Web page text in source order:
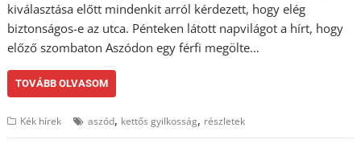
kiválasztása előtt mindenkit arról kérdezett, hogy elég
biztonságos-e az utca. Pénteken látott napvilágot a hírt, hogy
előző szombaton Aszódon egy férfi megölte…
TOVÁBB OLVASOM
Kék hírek aszód, kettős gyilkosság, részletek